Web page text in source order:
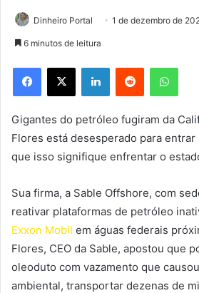
Dinheiro Portal 1 de dezembro de
6 minutos de leitura
Facebook
X LinkedinReddit
Gigantes do petróleo fugiram da
Flores está desesperado para
que isso signifique enfrentar o
Sua firma, a Sable Offshore, com
reativar plataformas de petróleo
Exxon Mobil em águas federais
Flores, CEO da Sable, apostou que
oleoduto com vazamento que
ambiental, transportar dezenas de